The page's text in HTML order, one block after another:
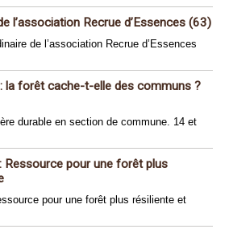
l’association Recrue d’Essences (63)
de l’association Recrue d’Essences
la forêt cache-t-elle des communs ?
durable en section de commune. 14 et
Ressource pour une forêt plus
pour une forêt plus résiliente et